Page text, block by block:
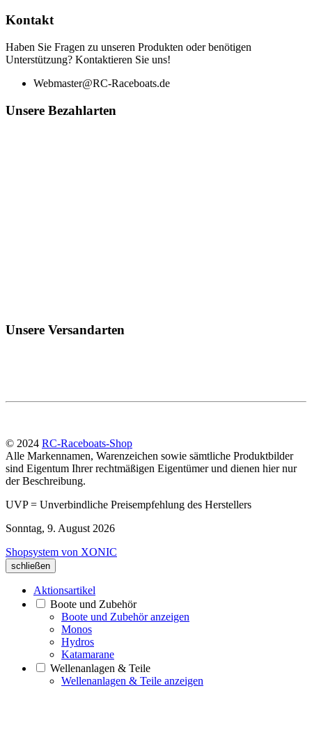
Kontakt
Haben Sie Fragen zu unseren Produkten oder benötigen
Unterstützung? Kontaktieren Sie uns!
Webmaster@RC-Raceboats.de
Unsere Bezahlarten
Unsere Versandarten
© 2024 RC-Raceboats-Shop
Alle Markennamen, Warenzeichen sowie sämtliche Produktbilder
sind Eigentum Ihrer rechtmäßigen Eigentümer und dienen hier nur
der Beschreibung.
UVP = Unverbindliche Preisempfehlung des Herstellers
Sonntag, 9. August 2026
Shopsystem von XONIC
schließen
Aktionsartikel
Boote und Zubehör
Boote und Zubehör anzeigen
Monos
Hydros
Katamarane
Wellenanlagen & Teile
Wellenanlagen & Teile anzeigen